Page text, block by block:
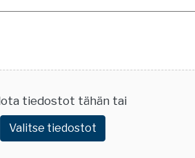
tiedostot tähän tai
Valitse tiedostot